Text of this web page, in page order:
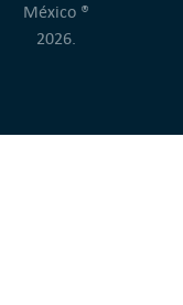
México ®
2026.